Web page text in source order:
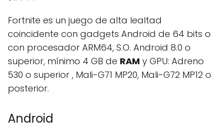
Fortnite es un juego de alta lealtad
coincidente con gadgets Android de 64 bits o
con procesador ARM64, S.O. Android 8.0 o
superior, mínimo 4 GB de RAM y GPU: Adreno
530 o superior , Mali-G71 MP20, Mali-G72 MP12 o
posterior.
Android